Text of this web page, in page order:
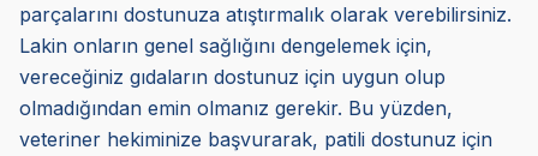
parçalarını dostunuza atıştırmalık olarak verebilirsiniz.
Lakin onların genel sağlığını dengelemek için,
vereceğiniz gıdaların dostunuz için uygun olup
olmadığından emin olmanız gerekir. Bu yüzden,
veteriner hekiminize başvurarak, patili dostunuz için